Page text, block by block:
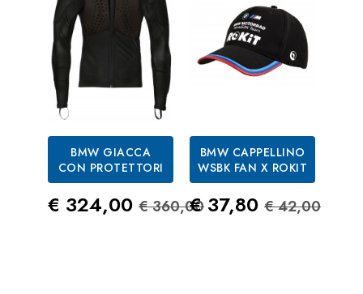
BMW GIACCA
CON PROTETTORI
Prezzo
€ 324,00 Prezzo Standard
€ 360,00
BMW CAPPELLINO
WSBK FAN X ROKIT
Prezzo
€ 37,80 Prezzo
€ 42,00